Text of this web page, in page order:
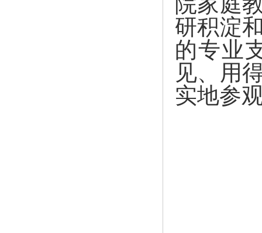
研积淀
的专业
见、用
实地参